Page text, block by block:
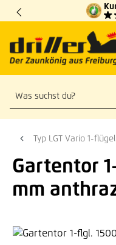
Zum Hauptinhalt springen
Typ LGT Vario 1-
Gartentor
mm
Bildergalerie